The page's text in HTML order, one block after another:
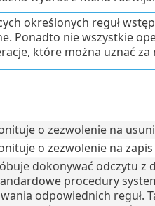
określonych reguł
Ponadto nie wszystkie
które można uznać za
o zezwolenie na
o zezwolenie na
dokonywać odczytu z
procedury
odpowiednich reguł.